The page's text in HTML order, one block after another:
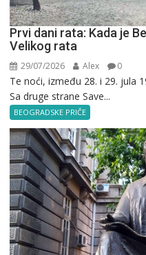
Prvi dani rata: Kada je
Velikog rata
29/07/2026 Alex 0
Te noći, između 28. i 29. jula
Sa druge strane Save...
BEOGRADSKE PRIČE